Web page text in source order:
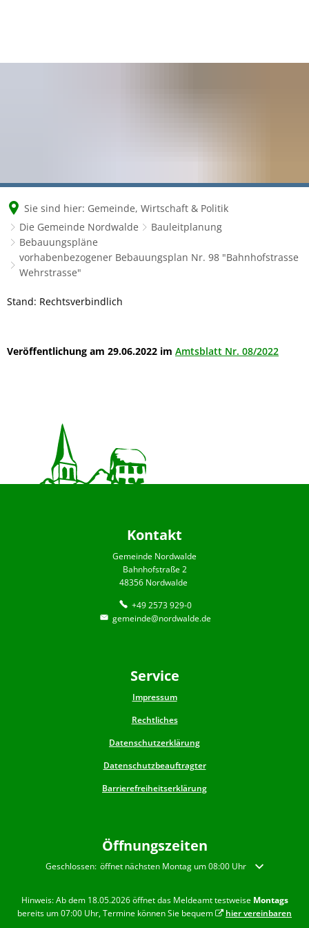
Sie sind hier: Gemeinde, Wirtschaft & Politik
Die Gemeinde Nordwalde
Bauleitplanung
Bebauungspläne
vorhabenbezogener Bebauungsplan Nr. 98 "Bahnhofstrasse
Wehrstrasse"
vorhabenbezogener
Nr.
Wehrstrasse"
Stand: Rechtsverbindlich
Veröffentlichung am 29.06.2022 im Amtsblatt Nr. 08/2022
Kontakt
Gemeinde Nordwalde
Bahnhofstraße 2
48356 Nordwalde
+49 2573 929-0
gemeinde@nordwalde.de
Service
Impressum
Rechtliches
Datenschutzerklärung
Datenschutzbeauftragter
Barrierefreiheitserklärung
Öffnungszeiten
Klicken, um weitere Öffnungs- oder Schließzeiten auszublenden
Geschlossen: öffnet nächsten Montag um 08:00 Uhr
Hinweis: Ab dem 18.05.2026 öffnet das Meldeamt testweise Montags
bereits um 07:00 Uhr, Termine können Sie bequem
hier vereinbaren